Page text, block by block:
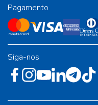
Pagamento
Siga-nos